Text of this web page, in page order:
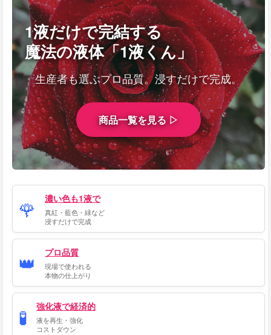
1液だけで完結する
魔法の液体「1液くん」
生産者も選ぶプロ品質。浸すだけで完成。
商品一覧を見る ▷
🌹 濃い色も1液で
真紅・藍色・緑など
浸すだけで完成
👑 プロ品質
現場で使われる
本物の仕上がり
🧪 強化液で経済的
液を再生・強化
コストダウン